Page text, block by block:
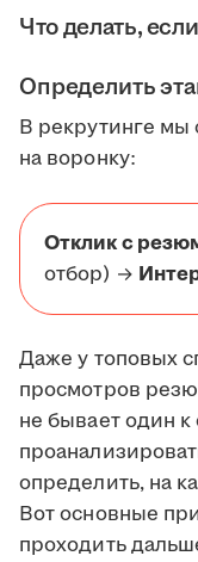
Что делать,
Определить
В рекрутинге мы
на воронку:
Отклик с
отбор) →
Даже у топовых
просмотров
не бывает один
определить, на
Вот основные
проходить